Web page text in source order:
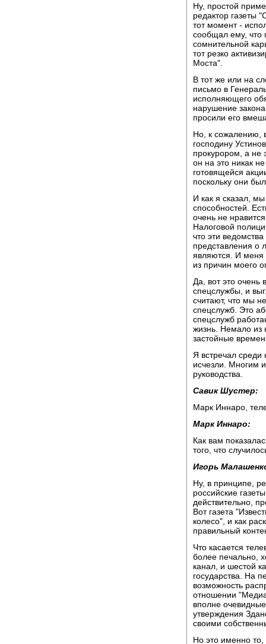
Ну, простой
редактор газеты
тот момент -
сообщал ему, что
сомнительной
тот резко
Моста".
В тот же или на
письмо в
исполняющего
нарушение
просили его
Но, к сожалению,
господину
прокурором, а не
он на это никак
готовящейся
поскольку они
И как я сказал, мы
способностей.
очень не
Налоговой
что эти
представления о
являются. И меня
из причин моего
Да, вот это
спецслужбы, и
считают, что мы
спецслужб. Это
спецслужб
жизнь. Немало из
застойные
Я встречал
исчезли. Многим
руководства.
Савик Шустер:
Марк Иннаро,
Марк Иннаро:
Как вам
того, что
Игорь
Ну, в принципе,
российские
действительно,
Вот газета
колесо", и как
правильный
Что касается
более печально,
канал, и шестой
государства. На
возможность
отношении
вполне
утверждения
своими
Но это именно